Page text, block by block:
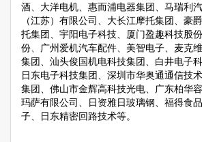
酒、大洋电机、惠而浦电器集团、马瑞利
（江苏）有限公司、大长江摩托集团、豪
托集团、宇阳电子科技、厦门盈趣科技股
份、广州爱机汽车配件、美智电子、麦克
集团、汕头俊国机电科技集团、白井电子
日东电子科技集团、深圳市华奥通通信技
集团、佛山市金辉高科技光电、广东柏华
玛萨有限公司、日资雅日玻璃钢、福得食
子、日东精密回路技术等。